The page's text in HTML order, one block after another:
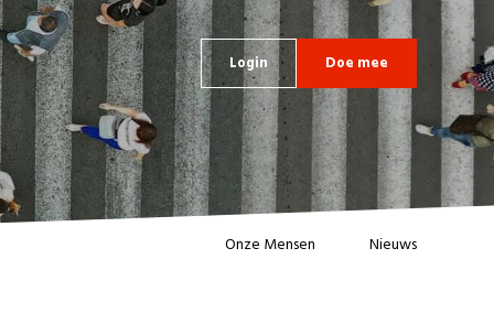
Login Doe mee
Onze Mensen Nieuws